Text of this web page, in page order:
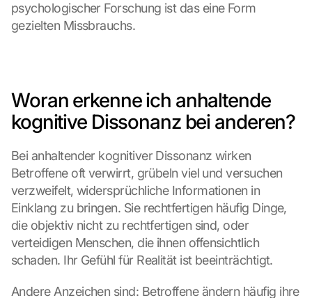
psychologischer Forschung ist das eine Form
gezielten Missbrauchs.
Woran erkenne ich anhaltende
kognitive Dissonanz bei anderen?
Bei anhaltender kognitiver Dissonanz wirken
Betroffene oft verwirrt, grübeln viel und versuchen
verzweifelt, widersprüchliche Informationen in
Einklang zu bringen. Sie rechtfertigen häufig Dinge,
die objektiv nicht zu rechtfertigen sind, oder
verteidigen Menschen, die ihnen offensichtlich
schaden. Ihr Gefühl für Realität ist beeinträchtigt.
Andere Anzeichen sind: Betroffene ändern häufig ihre